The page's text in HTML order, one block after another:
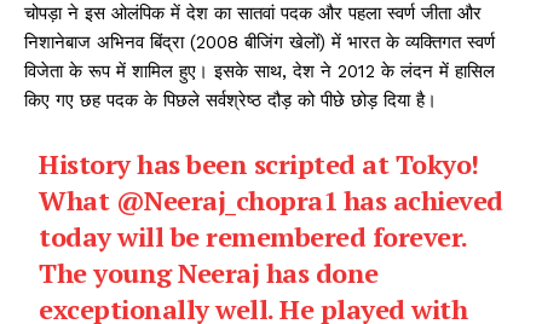
चोपड़ा ने इस ओलंपिक में देश का सातवां पदक और पहला स्वर्ण जीता और
निशानेबाज अभिनव बिंद्रा (2008 बीजिंग खेलों) में भारत के व्यक्तिगत स्वर्ण
विजेता के रूप में शामिल हुए। इसके साथ, देश ने 2012 के लंदन में हासिल
किए गए छह पदक के पिछले सर्वश्रेष्ठ दौड़ को पीछे छोड़ दिया है।
History has been scripted at Tokyo!
What @Neeraj_chopra1 has achieved
today will be remembered forever.
The young Neeraj has done
exceptionally well. He played with